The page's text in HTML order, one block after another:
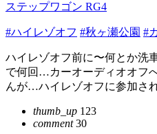
ステップワゴン RG4
#ハイレゾオフ #秋ヶ瀬公園 #
ハイレゾオフ前に〜何とか洗
で何回…カーオーディオオフ
んが…ハイレゾオフに参加さ
thumb_up 123
comment30